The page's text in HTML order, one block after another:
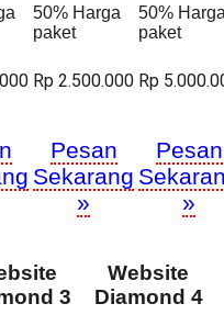
50% Harga
paket
50%
paket
Rp 2.500.000 Rp
Pesan
Sekarang
»
Pesan
»
3
Website
Diamond 4